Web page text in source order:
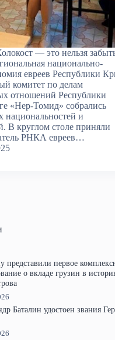
— это нельзя
национально-
евреев Республики
комитет по делам
отношений Республики
«Нер-Томид» собрались
национальностей и
В круглом столе приняли
РНКА евреев…
представили первое
о вкладе грузин в
Баталин удостоен звания